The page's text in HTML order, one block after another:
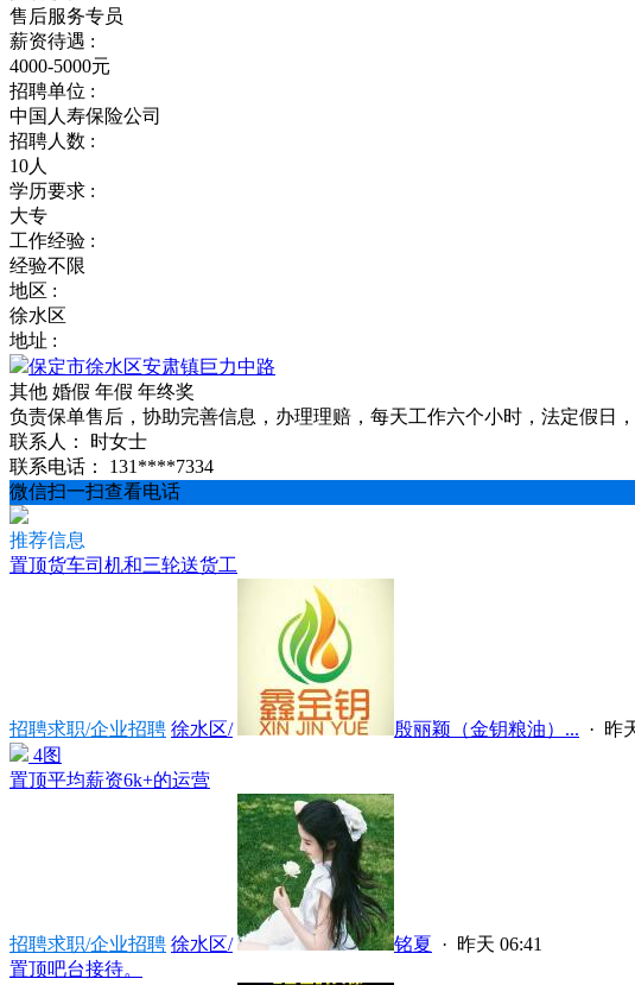
售后服务专员
薪资待遇 :
4000-5000元
招聘单位 :
中国人寿保险公司
招聘人数 :
10人
学历要求 :
大专
工作经验 :
经验不限
地区 :
徐水区
地址 :
保定市徐水区安肃镇巨力中路
其他 婚假 年假 年终奖
负责保单售后，协助完善信息，办理理赔，每天工作六个小时，法定假日
联系人：
时女士
联系电话：
131****7334
微信扫一扫查看电话
推荐信息
置顶货车司机和三轮送货工
招聘求职/企业招聘 徐水区/ 殷丽颖（金钥粮油）... · 昨
4图
置顶平均薪资6k+的运营
招聘求职/企业招聘 徐水区/ 铭夏 · 昨天 06:41
置顶吧台接待。